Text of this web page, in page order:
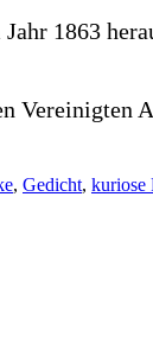
1863
, Gedicht, kuriose